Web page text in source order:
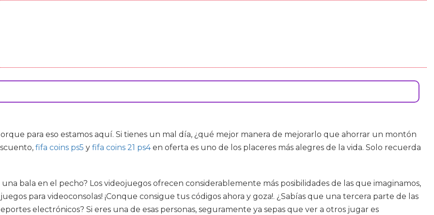
para eso estamos aquí. Si tienes un mal día, ¿qué mejor manera de mejorarlo que ahorrar un montón
fifa coins ps5 y fifa coins 21 ps4en oferta es uno de los placeres más alegres de la vida. Solo recuerda
bala en el pecho? Los videojuegos ofrecen considerablemente más posibilidades de las que imaginamos,
para videoconsolas! ¡Conque consigue tus códigos ahora y goza!. ¿Sabías que una tercera parte de las
electrónicos? Si eres una de esas personas, seguramente ya sepas que ver a otros jugar es